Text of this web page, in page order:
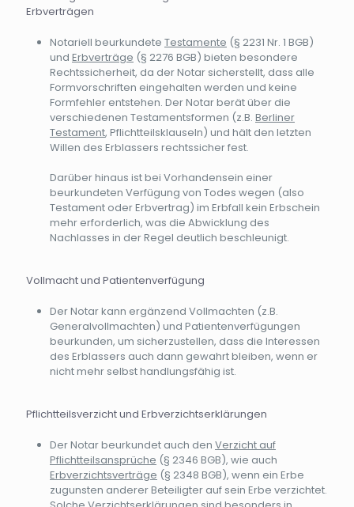
Erbverträgen
Notariell beurkundete Testamente (§ 2231 Nr. 1 BGB)
und Erbverträge (§ 2276 BGB) bieten besondere
Rechtssicherheit, da der Notar sicherstellt, dass alle
Formvorschriften eingehalten werden und keine
Formfehler entstehen. Der Notar berät über die
verschiedenen Testamentsformen (z.B. Berliner
Testament, Pflichtteilsklauseln) und hält den letzten
Willen des Erblassers rechtssicher fest.
Darüber hinaus ist bei Vorhandensein einer
beurkundeten Verfügung von Todes wegen (also
Testament oder Erbvertrag) im Erbfall kein Erbschein
mehr erforderlich, was die Abwicklung des
Nachlasses in der Regel deutlich beschleunigt.
Vollmacht und Patientenverfügung
Der Notar kann ergänzend Vollmachten (z.B.
Generalvollmachten) und Patientenverfügungen
beurkunden, um sicherzustellen, dass die Interessen
des Erblassers auch dann gewahrt bleiben, wenn er
nicht mehr selbst handlungsfähig ist.
Pflichtteilsverzicht und Erbverzichtserklärungen
Der Notar beurkundet auch den Verzicht auf
Pflichtteilsansprüche (§ 2346 BGB), wie auch
Erbverzichtsverträge (§ 2348 BGB), wenn ein Erbe
zugunsten anderer Beteiligter auf sein Erbe verzichtet.